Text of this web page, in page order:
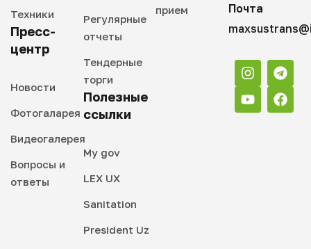
Техники
Пресс-
центр
Новости
Фотогаларея
Видеогалерея
Вопросы и
ответы
Регулярные
отчеты
Тендерные
торги
Полезные
ссылки
My gov
LEX UX
Sanitation
President Uz
прием
Почта